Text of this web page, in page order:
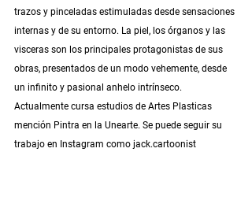
trazos y pinceladas estimuladas desde sensaciones
internas y de su entorno. La piel, los órganos y las
visceras son los principales protagonistas de sus
obras, presentados de un modo vehemente, desde
un infinito y pasional anhelo intrínseco.
Actualmente cursa estudios de Artes Plasticas
mención Pintra en la Unearte. Se puede seguir su
trabajo en Instagram como jack.cartoonist